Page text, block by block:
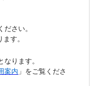
ださい。
す。
ります。
案内 」をご覧くださ